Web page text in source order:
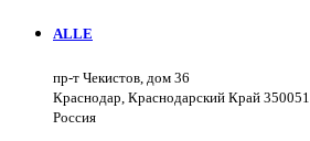
ALLE
пр-т Чекистов, дом 36
Краснодар, Краснодарский Край 350051
Россия